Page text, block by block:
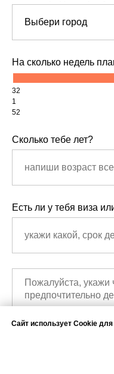
На сколько недель
32
1
52
Сколько тебе лет?
Есть ли у тебя виза
Сайт использует Cookie